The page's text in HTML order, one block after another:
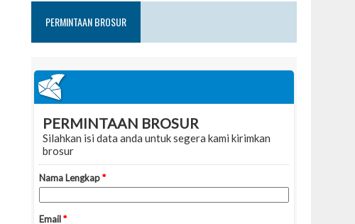
PERMINTAAN BROSUR